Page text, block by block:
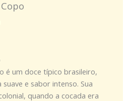
é um doce típico brasileiro,
e sabor intenso. Sua
quando a cocada era